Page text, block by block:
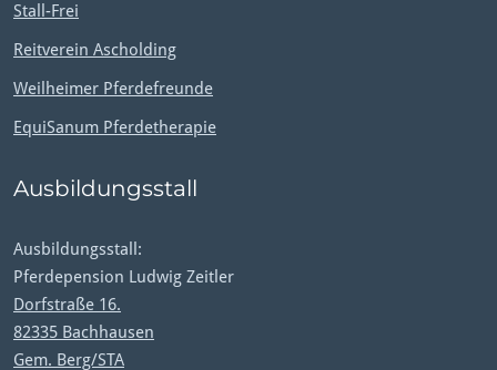
Stall-Frei
Reitverein Ascholding
Weilheimer Pferdefreunde
EquiSanum Pferdetherapie
Ausbildungsstall
Ausbildungsstall:
Pferdepension Ludwig Zeitler
Dorfstraße 16.
82335 Bachhausen
Gem. Berg/STA